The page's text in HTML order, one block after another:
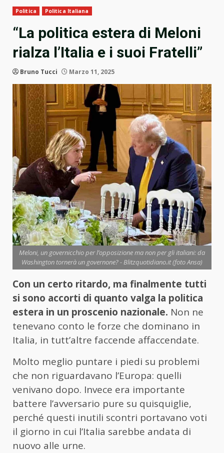
Politica Politica Italiana
“La politica estera di Meloni
rialza l’Italia e i suoi Fratelli”
Bruno Tucci Marzo 11, 2025
Meloni, un governicchio per l’opposizione ma non per gli italiani: da
Washington tornerà un governone? - Blitzquotidiano.it (foto Ansa)
Con un certo ritardo, ma finalmente tutti
si sono accorti di quanto valga la politica
estera in un proscenio nazionale. Non ne
tenevano conto le forze che dominano in
Italia, in tutt’altre faccende affaccendate.
Molto meglio puntare i piedi su problemi
che non riguardavano l’Europa: quelli
venivano dopo. Invece era importante
battere l’avversario pure su quisquiglie,
perché questi inutili scontri portavano voti
il giorno in cui l’Italia sarebbe andata di
nuovo alle urne.